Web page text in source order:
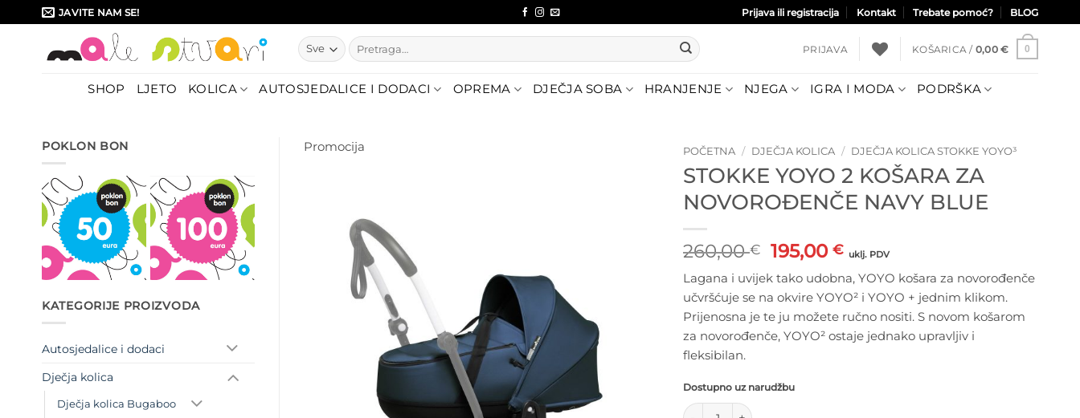
to
JAVITE NAM SE! Prijava ili registracija Kontakt Trebate pomoć? BLOG
Pretraži:
PRIJAVA KOŠARICA / 0,00 € 0
SHOP LJETO KOLICA AUTOSJEDALICE I DODACI OPREMA DJEČJA SOBA HRANJENJE NJEGA IGRA I MODA PODRŠKA
POKLON BON
KATEGORIJE PROIZVODA
Autosjedalice i dodaci
Dječja kolica
Dječja kolica Bugaboo
Promocija POČETNA / DJEČJA KOLICA / DJEČJA KOLICA STOKKE YOYO³
STOKKE YOYO 2 KOŠARA ZA
NOVOROĐENČE NAVY BLUE
260,00€ Izvorna
cijena
bila
je:
260,00 €.
195,00 €Trenutna
cijena
je:
195,00 €.
uklj. PDV
Lagana i uvijek tako udobna, YOYO košara za novorođenče
učvršćuje se na okvire YOYO² i YOYO + jednim klikom.
Prijenosna je te ju možete ručno nositi. S novom košarom
za novorođenče, YOYO² ostaje jednako upravljiv i
fleksibilan.
Dostupno uz narudžbu
Stokke Yoyo 2 Košara za novorođenče Navy Blue količina